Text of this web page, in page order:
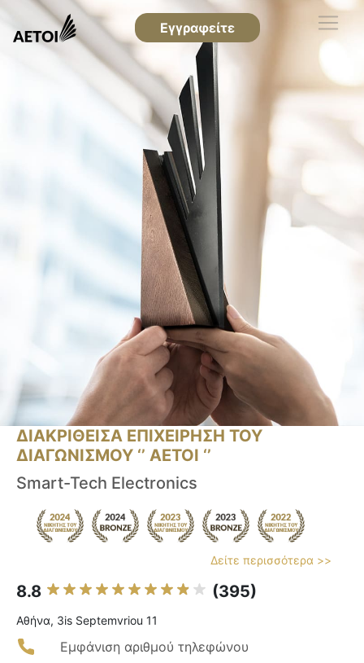
Εγγραφείτε
ΔΙΑΚΡΙΘΕΙΣΑ ΕΠΙΧΕΙΡΗΣΗ ΤΟΥ
ΔΙΑΓΩΝΙΣΜΟΥ ‘’ ΑΕΤΟΙ ‘’
Smart-Tech Electronics
Δείτε περισσότερα >>
8.8 (395)
Αθήνα, 3is Septemvriou 11
Εμφάνιση αριθμού τηλεφώνου